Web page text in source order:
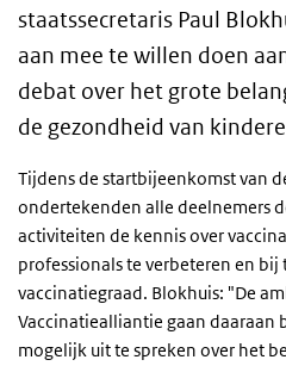
staatssecretaris Paul
aan mee te willen doen
debat over het grote
de gezondheid van
Tijdens de startbijeenkomst van
ondertekenden alle deelnemers
activiteiten de kennis over
professionals te verbeteren en bij
vaccinatiegraad. Blokhuis: "De
Vaccinatiealliantie gaan daaraan
mogelijk uit te spreken over het